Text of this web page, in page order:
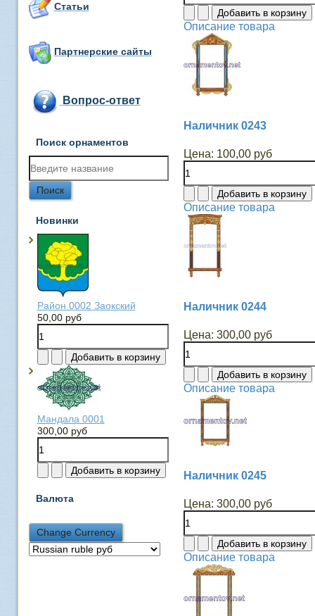
Статьи
Партнерские сайты
Вопрос-ответ
Поиск орнаментов
Новинки
Район 0002 Заокский
50,00 руб
Мандала 0001
300,00 руб
Валюта
Описание товара
Наличник 0243
Цена: 100,00 руб
Описание товара
Наличник 0244
Цена: 300,00 руб
Описание товара
Наличник 0245
Цена: 300,00 руб
Описание товара